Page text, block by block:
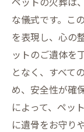
な儀式です。こ
を表現し、心の
ットのご遺体を
となく、すべて
め、安全性が確
によって、ペッ
に遺骨をお守り